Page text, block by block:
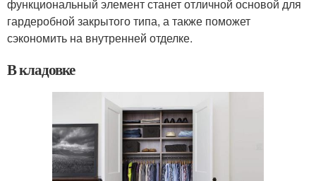
функциональный элемент станет отличной основой для
гардеробной закрытого типа, а также поможет
сэкономить на внутренней отделке.
В кладовке